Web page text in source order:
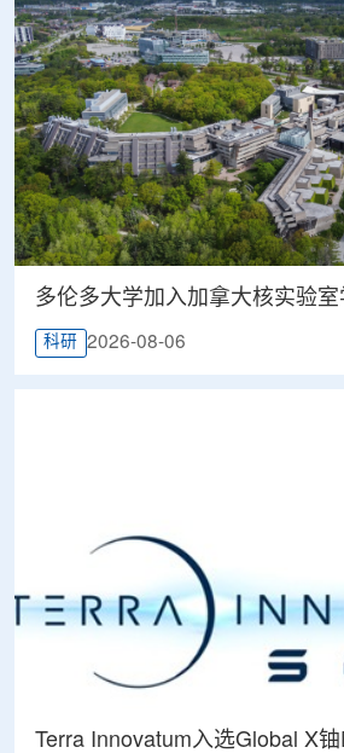
多伦多大学加入加拿大核实验室
科研 2026-08-06
Terra Innovatum入选Global X